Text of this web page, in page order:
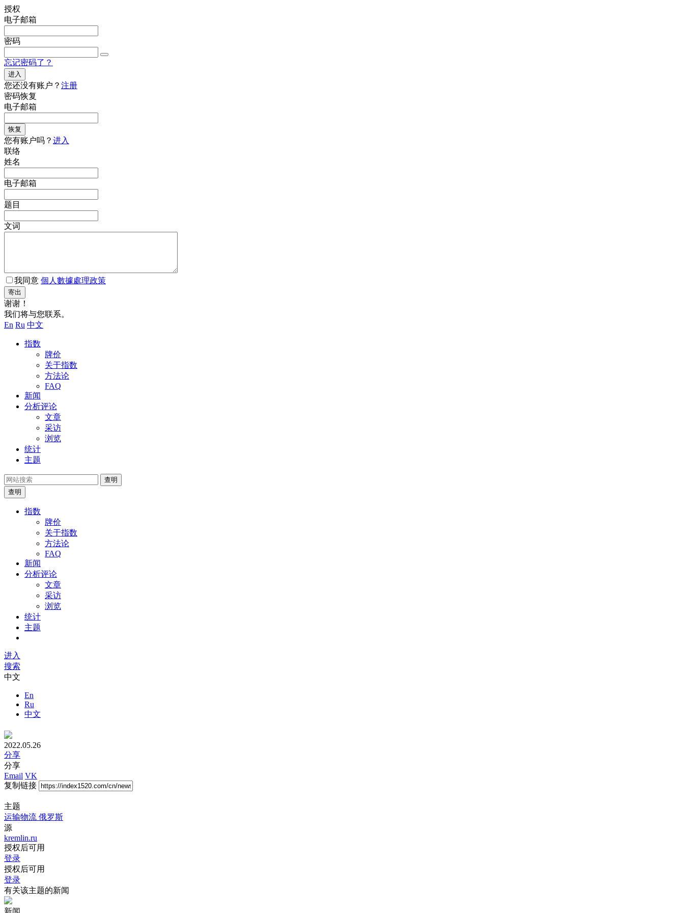
授权
电子邮箱
密码
忘记密码了？
进入
您还没有账户？ 注册
密码恢复
电子邮箱
恢复
您有账户吗？ 进入
联络
姓名
电子邮箱
题目
文词
我同意 個人數據處理政策
寄出
谢谢！
我们将与您联系。
En Ru 中文
指数
牌价
关于指数
方法论
FAQ
新闻
分析评论
文章
采访
浏览
统计
主题
查明
查明
指数
牌价
关于指数
方法论
FAQ
新闻
分析评论
文章
采访
浏览
统计
主题
进入
搜索
中文
En
Ru
中文
2022.05.26
分享
分享
Email VK
复制链接
主题
运输物流 俄罗斯
源
kremlin.ru
授权后可用
登录
授权后可用
登录
有关该主题的新闻